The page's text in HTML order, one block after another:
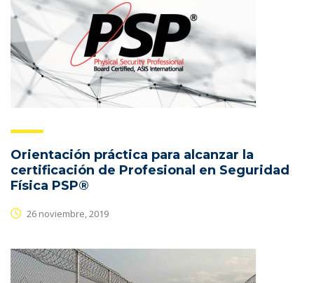
Orientación práctica para alcanzar la
certificación de Profesional en Seguridad
Física PSP®
26 noviembre, 2019